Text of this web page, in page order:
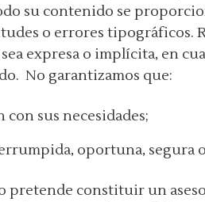
su contenido se
o errores tipográficos.
expresa o implícita, en
No garantizamos que:
sus necesidades;
oportuna, segura
pretende constituir un